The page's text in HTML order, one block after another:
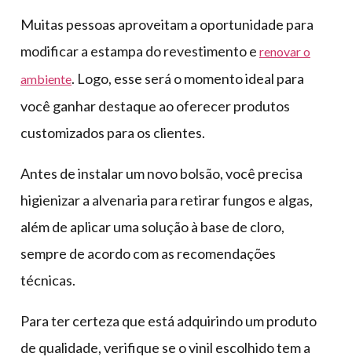
Muitas pessoas aproveitam a oportunidade para
modificar a estampa do revestimento e renovar o
ambiente. Logo, esse será o momento ideal para
você ganhar destaque ao oferecer produtos
customizados para os clientes.
Antes de instalar um novo bolsão, você precisa
higienizar a alvenaria para retirar fungos e algas,
além de aplicar uma solução à base de cloro,
sempre de acordo com as recomendações
técnicas.
Para ter certeza que está adquirindo um produto
de qualidade, verifique se o vinil escolhido tem a